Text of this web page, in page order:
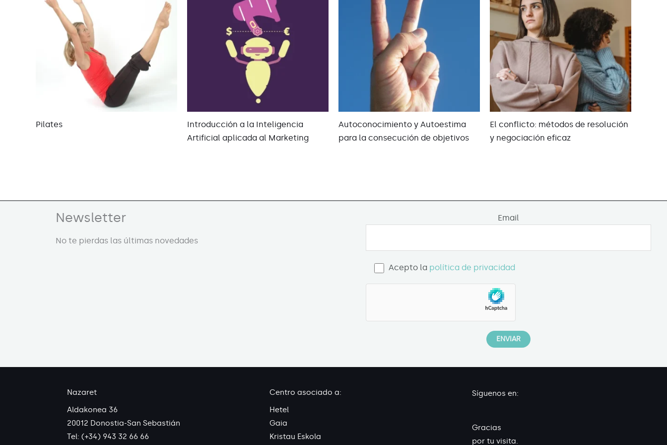
Pilates
Introducción a la Inteligencia
Artificial aplicada al Marketing
Autoconocimiento y Autoestima
para la consecución de objetivos
El conflicto: métodos de resolución
y negociación eficaz
Newsletter
No te pierdas las últimas novedades
Email
Acepto la política de privacidad
Nazaret
Aldakonea 36
20012 Donostia-San Sebastián
Tel: (+34) 943 32 66 66
Centro asociado a:
Hetel
Gaia
Kristau Eskola
Síguenos en:
Gracias
por tu visita.